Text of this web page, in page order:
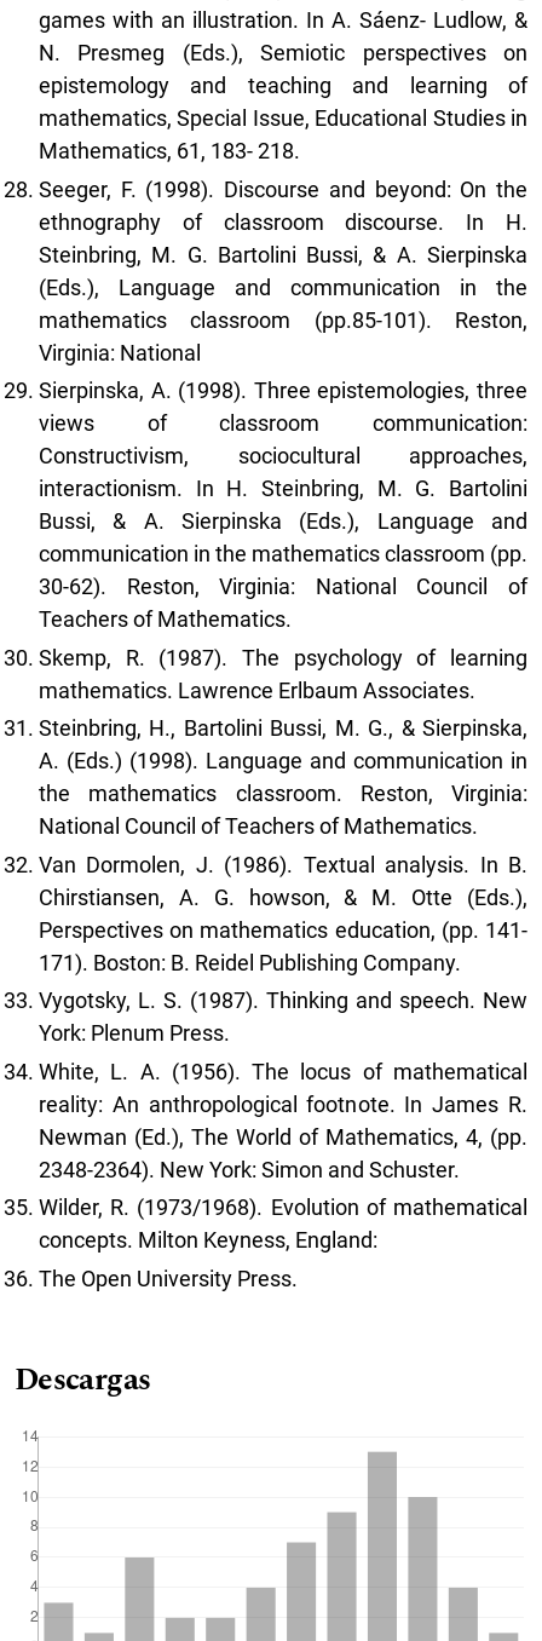
games with an illustration. In A. Sáenz- Ludlow, &
N. Presmeg (Eds.), Semiotic perspectives on
epistemology and teaching and learning of
mathematics, Special Issue, Educational Studies in
Mathematics, 61, 183- 218.
Seeger, F. (1998). Discourse and beyond: On the
ethnography of classroom discourse. In H.
Steinbring, M. G. Bartolini Bussi, & A. Sierpinska
(Eds.), Language and communication in the
mathematics classroom (pp.85-101). Reston,
Virginia: National
Sierpinska, A. (1998). Three epistemologies, three
views of classroom communication:
Constructivism, sociocultural approaches,
interactionism. In H. Steinbring, M. G. Bartolini
Bussi, & A. Sierpinska (Eds.), Language and
communication in the mathematics classroom (pp.
30-62). Reston, Virginia: National Council of
Teachers of Mathematics.
Skemp, R. (1987). The psychology of learning
mathematics. Lawrence Erlbaum Associates.
Steinbring, H., Bartolini Bussi, M. G., & Sierpinska,
A. (Eds.) (1998). Language and communication in
the mathematics classroom. Reston, Virginia:
National Council of Teachers of Mathematics.
Van Dormolen, J. (1986). Textual analysis. In B.
Chirstiansen, A. G. howson, & M. Otte (Eds.),
Perspectives on mathematics education, (pp. 141-
171). Boston: B. Reidel Publishing Company.
Vygotsky, L. S. (1987). Thinking and speech. New
York: Plenum Press.
White, L. A. (1956). The locus of mathematical
reality: An anthropological footnote. In James R.
Newman (Ed.), The World of Mathematics, 4, (pp.
2348-2364). New York: Simon and Schuster.
Wilder, R. (1973/1968). Evolution of mathematical
concepts. Milton Keyness, England:
The Open University Press.
Descargas